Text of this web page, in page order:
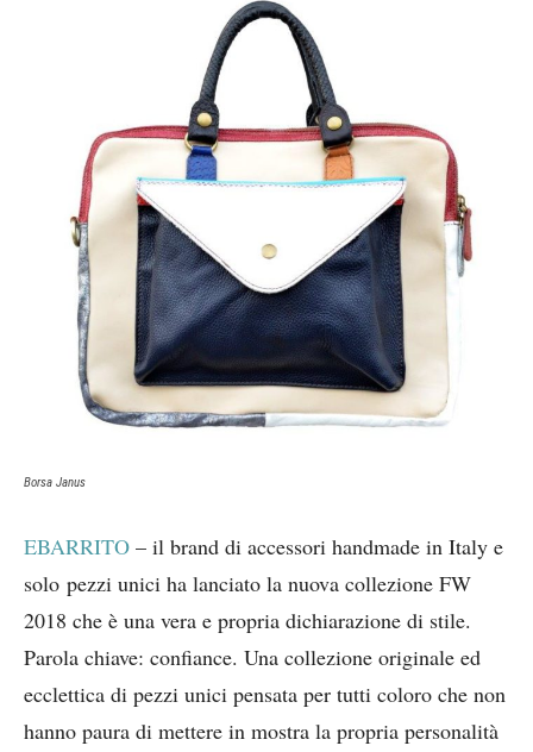
Borsa Janus
EBARRITO – il brand di accessori handmade in Italy e
solo pezzi unici ha lanciato la nuova collezione FW
2018 che è una vera e propria dichiarazione di stile.
Parola chiave: confiance. Una collezione originale ed
ecclettica di pezzi unici pensata per tutti coloro che non
hanno paura di mettere in mostra la propria personalità